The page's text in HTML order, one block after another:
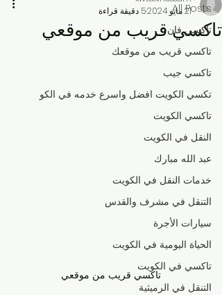
All Posts
تاكسي فان
تاكسي قريب من موقعك
تاكسي جيب
تكسي الكويت افضل واسرع خدمه في الكو
تاكسي الكويت
النقل في الكويت
عبد الله مبارك
خدمات النقل في الكويت
التنقل في مشرف والقدس
سيارات الأجرة
الحياة اليومية في الكويت
تاكسي في الكويت
التنقل في الرميثية
تاكسي قريب من موقعي
21 مايو 2024
5 دقيقة قراءة
تاكسي قريب من موقعي